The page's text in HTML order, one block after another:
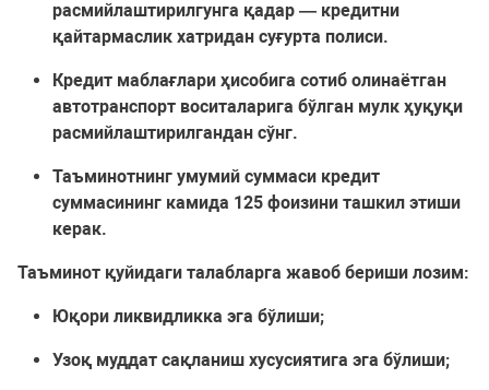
расмийлаштирилгунга қадар — кредитни
қайтармаслик хатридан суғурта полиси.
Кредит маблағлари ҳисобига сотиб олинаётган
автотранспорт воситаларига бўлган мулк ҳуқуқи
расмийлаштирилгандан сўнг.
Таъминотнинг умумий суммаси кредит
суммасининг камида 125 фоизини ташкил этиши
керак.
Таъминот қуйидаги талабларга жавоб бериши лозим:
Юқори ликвидликка эга бўлиши;
Узоқ муддат сақланиш хусусиятига эга бўлиши;